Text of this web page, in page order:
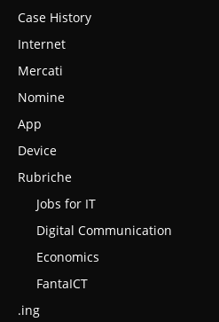
Case History
Internet
Mercati
Nomine
App
Device
Rubriche
Jobs for IT
Digital Communication
Economics
FantaICT
.ing